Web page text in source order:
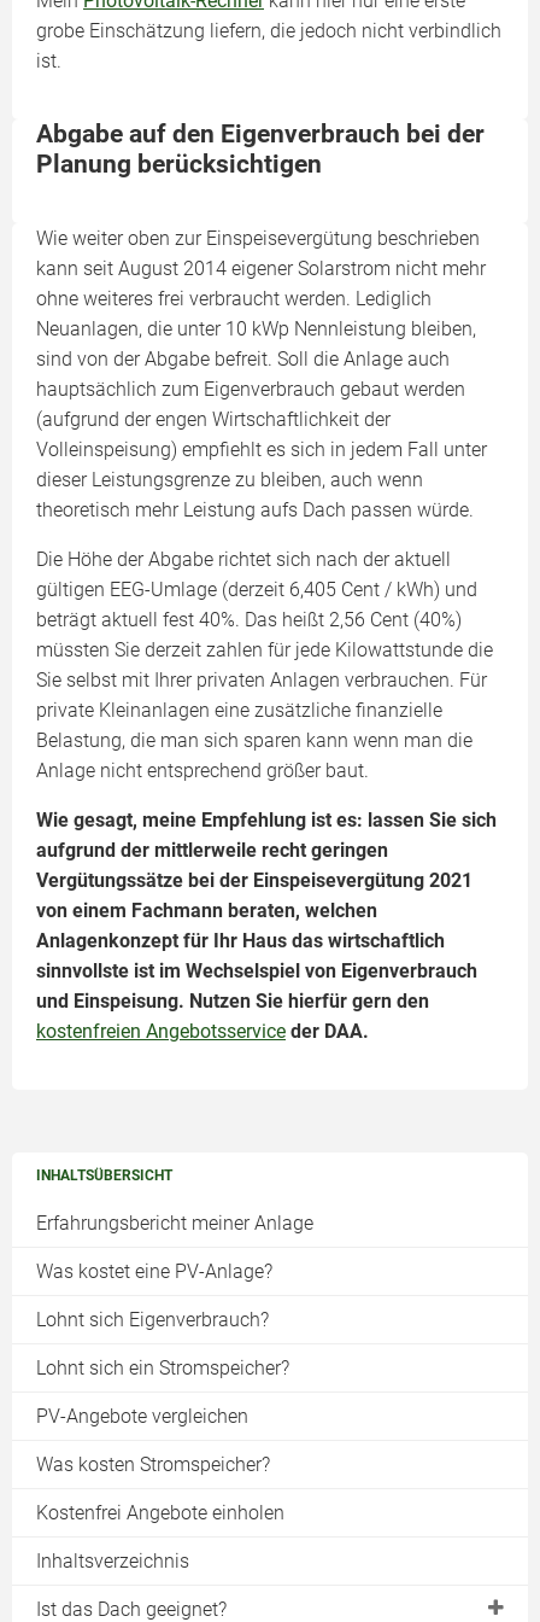
INHALTSÜBERSICHT
Erfahrungsbericht meiner Anlage
Was kostet eine PV-Anlage?
Lohnt sich Eigenverbrauch?
Lohnt sich ein Stromspeicher?
PV-Angebote vergleichen
Was kosten Stromspeicher?
Kostenfrei Angebote einholen
Inhaltsverzeichnis
Ist das Dach geeignet?
grobe Einschätzung liefern, die jedoch nicht verbindlich
ist.
Abgabe auf den Eigenverbrauch bei der
Planung berücksichtigen
Wie weiter oben zur Einspeisevergütung beschrieben
kann seit August 2014 eigener Solarstrom nicht mehr
ohne weiteres frei verbraucht werden. Lediglich
Neuanlagen, die unter 10 kWp Nennleistung bleiben,
sind von der Abgabe befreit. Soll die Anlage auch
hauptsächlich zum Eigenverbrauch gebaut werden
(aufgrund der engen Wirtschaftlichkeit der
Volleinspeisung) empfiehlt es sich in jedem Fall unter
dieser Leistungsgrenze zu bleiben, auch wenn
theoretisch mehr Leistung aufs Dach passen würde.
Die Höhe der Abgabe richtet sich nach der aktuell
gültigen EEG-Umlage (derzeit 6,405 Cent / kWh) und
beträgt aktuell fest 40%. Das heißt 2,56 Cent (40%)
müssten Sie derzeit zahlen für jede Kilowattstunde die
Sie selbst mit Ihrer privaten Anlagen verbrauchen. Für
private Kleinanlagen eine zusätzliche finanzielle
Belastung, die man sich sparen kann wenn man die
Anlage nicht entsprechend größer baut.
Wie gesagt, meine Empfehlung ist es: lassen Sie sich
aufgrund der mittlerweile recht geringen
Vergütungssätze bei der Einspeisevergütung 2021
von einem Fachmann beraten, welchen
Anlagenkonzept für Ihr Haus das wirtschaftlich
sinnvollste ist im Wechselspiel von Eigenverbrauch
und Einspeisung. Nutzen Sie hierfür gern den
kostenfreien Angebotsservice der DAA.